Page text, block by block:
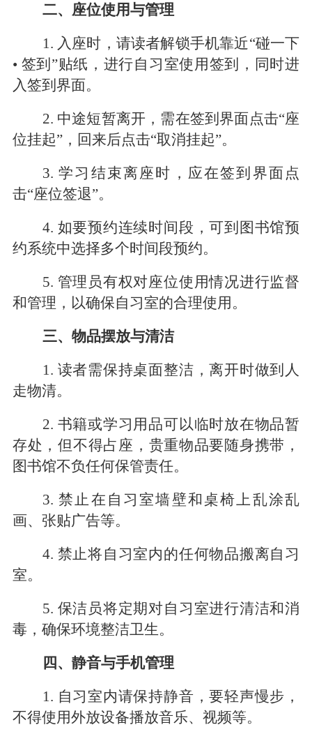
二、座位使用与管理
1. 入座时，请读者解锁手机靠近“碰一下
• 签到”贴纸，进行自习室使用签到，同时进
入签到界面。
2. 中途短暂离开，需在签到界面点击“座
位挂起”，回来后点击“取消挂起”。
3. 学习结束离座时，应在签到界面点
击“座位签退”。
4. 如要预约连续时间段，可到图书馆预
约系统中选择多个时间段预约。
5. 管理员有权对座位使用情况进行监督
和管理，以确保自习室的合理使用。
三、物品摆放与清洁
1. 读者需保持桌面整洁，离开时做到人
走物清。
2. 书籍或学习用品可以临时放在物品暂
存处，但不得占座，贵重物品要随身携带，
图书馆不负任何保管责任。
3. 禁止在自习室墙壁和桌椅上乱涂乱
画、张贴广告等。
4. 禁止将自习室内的任何物品搬离自习
室。
5. 保洁员将定期对自习室进行清洁和消
毒，确保环境整洁卫生。
四、静音与手机管理
1. 自习室内请保持静音，要轻声慢步，
不得使用外放设备播放音乐、视频等。